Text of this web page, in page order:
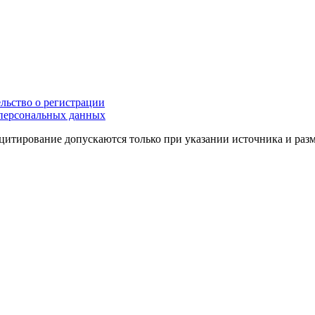
о регистрации
данных
допускаются только при указании источника и